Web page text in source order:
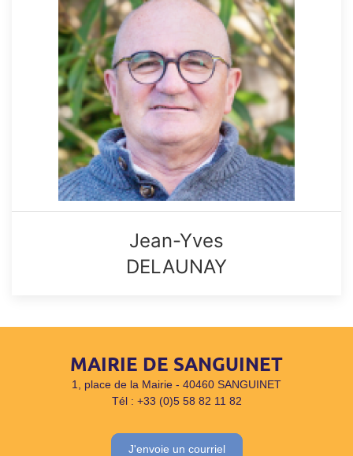
Jean-Yves
DELAUNAY
MAIRIE DE SANGUINET
1, place de la Mairie - 40460 SANGUINET
Tél : +33 (0)5 58 82 11 82
J'envoie un courriel